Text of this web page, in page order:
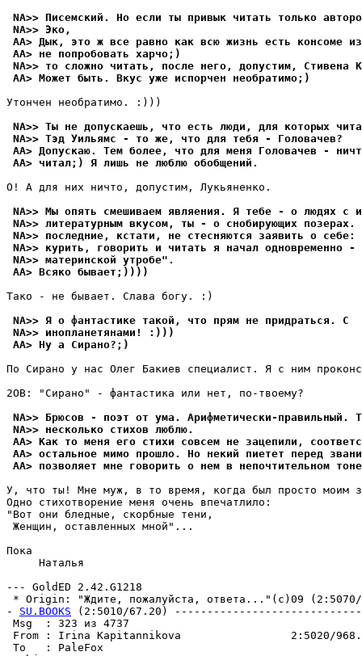
NA>> Писемский. Но если ты привык читать только
NA>> Эко,
AA> Дык, это ж все равно как всю жизнь есть консоме
AA> не попробовать харчо;)
NA>> то сложно читать, после него, допустим, Стивена
AA> Может быть. Вкус уже испорчен необратимо;)
Утончен необратимо. :)))
NA>> Ты не допускаешь, что есть люди, для которых
NA>> Тэд Уильямс - то же, что для тебя - Головачев?
AA> Допускаю. Тем более, что для меня Головачев -
AA> читал;) Я лишь не люблю обобщений.
О! А для них ничто, допустим, Лукьяненко.
NA>> Мы опять смешиваем являения. Я тебе - о людях с
NA>> литературным вкусом, ты - о снобирующих позерах.
NA>> последние, кстати, не стесняются заявить о
NA>> курить, говорить и читать я начал одновременно -
NA>> материнской утробе".
AA> Всяко бывает;))))
Тако - не бывает. Слава богу. :)
NA>> Я о фантастике такой, что прям не придраться. С
NA>> инопланетянами! :)))
AA> Ну а Сирано?;)
По Сирано у нас Олег Бакиев специалист. Я с ним
2OB: "Сирано" - фантастика или нет, по-твоему?
NA>> Брюсов - поэт от ума. Арифметически-правильный.
NA>> несколько стихов люблю.
AA> Как то меня его стихи совсем не зацепили,
AA> остальное мимо прошло. Но некий пиетет перед
AA> позволяет мне говорить о нем в непочтительном
У, что ты! Мне муж, в то время, когда был просто моим
Одно стихотворение меня очень впечатлило:
"Вот они бледные, скорбные тени,
Женщин, оставленных мной"...
Пока
     Hаталья
--- GoldED 2.42.G1218
* Origin: "Ждите, пожалуйста, ответа..."(с)09
- SU.BOOKS (2:5010/67.20)
Msg  : 323
From : Irina Kapitannikova                 2:5020/
To   : PaleFox